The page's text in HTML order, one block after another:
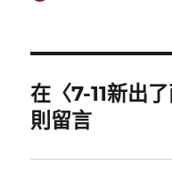
在〈7-11新出
則留言